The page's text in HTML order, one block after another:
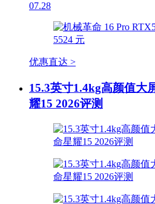
07.28
优惠直达 >
15.3英寸1.4kg高颜值大
耀15 2026评测